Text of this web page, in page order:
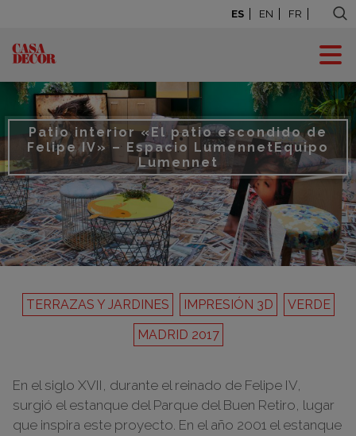
ES EN FR
Patio interior «El patio escondido de
Felipe IV» – Espacio LumennetEquipo
Lumennet
TERRAZAS Y JARDINES IMPRESIÓN 3D
VERDE
MADRID 2017
En el siglo XVII, durante el reinado de Felipe IV,
surgió el estanque del Parque del Buen Retiro, lugar
que inspira este proyecto. En el año 2001 el estanque